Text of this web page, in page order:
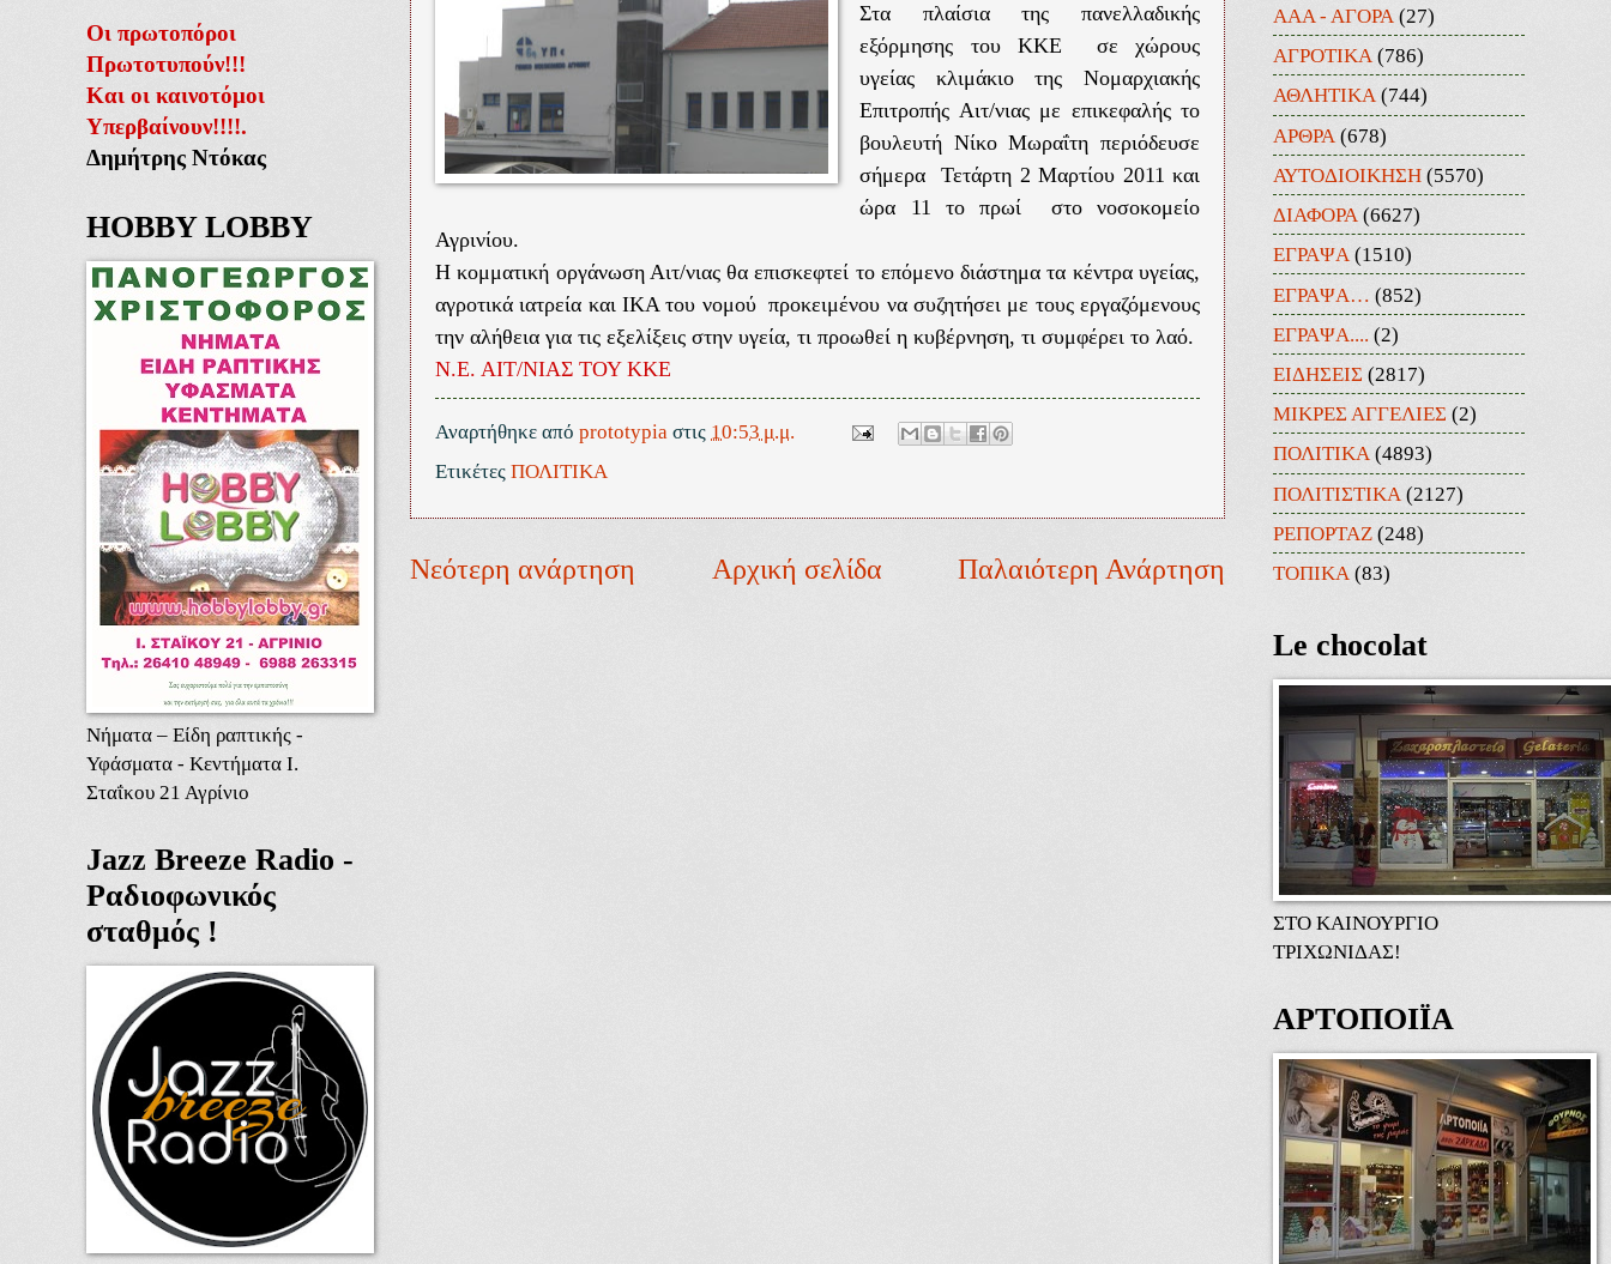
Στα πλαίσια της πανελλαδικής
εξόρμησης του ΚΚΕ σε χώρους
υγείας κλιμάκιο της Νομαρχιακής
Επιτροπής Αιτ/νιας με επικεφαλής το
βουλευτή Νίκο Μωραΐτη περιόδευσε
σήμερα Τετάρτη 2 Μαρτίου 2011 και
ώρα 11 το πρωί στο νοσοκομείο
Αγρινίου.
Η κομματική οργάνωση Αιτ/νιας θα επισκεφτεί το επόμενο διάστημα τα κέντρα υγείας,
αγροτικά ιατρεία και ΙΚΑ του νομού προκειμένου να συζητήσει με τους εργαζόμενους
την αλήθεια για τις εξελίξεις στην υγεία, τι προωθεί η κυβέρνηση, τι συμφέρει το λαό.
Ν.Ε. ΑΙΤ/ΝΙΑΣ ΤΟΥ ΚΚΕ
Αναρτήθηκε από prototypia στις 10:53 μ.μ.
Ετικέτες ΠΟΛΙΤΙΚΑ
Νεότερη ανάρτηση Παλαιότερη Ανάρτηση
Αρχική σελίδα
Οι πρωτοπόροι
Πρωτοτυπούν!!!
Και οι καινοτόμοι
Υπερβαίνουν!!!!.
Δημήτρης Ντόκας
HOBBY LOBBY
Νήματα – Είδη ραπτικής -
Υφάσματα - Κεντήματα Ι.
Σταΐκου 21 Αγρίνιο
Jazz Breeze Radio -
Ραδιοφωνικός
σταθμός !
ΑΑΑ - ΑΓΟΡΑ (27)
ΑΓΡΟΤΙΚΑ (786)
ΑΘΛΗΤΙΚΑ (744)
ΑΡΘΡΑ (678)
ΑΥΤΟΔΙΟΙΚΗΣΗ (5570)
ΔΙΑΦΟΡΑ (6627)
ΕΓΡΑΨΑ (1510)
ΕΓΡΑΨΑ… (852)
ΕΓΡΑΨΑ.... (2)
ΕΙΔΗΣΕΙΣ (2817)
ΜΙΚΡΕΣ ΑΓΓΕΛΙΕΣ (2)
ΠΟΛΙΤΙΚΑ (4893)
ΠΟΛΙΤΙΣΤΙΚΑ (2127)
ΡΕΠΟΡΤΑΖ (248)
ΤΟΠΙΚΑ (83)
Le chocolat
ΣΤΟ ΚΑΙΝΟΥΡΓΙΟ
ΤΡΙΧΩΝΙΔΑΣ!
ΑΡΤΟΠΟΙΪΑ